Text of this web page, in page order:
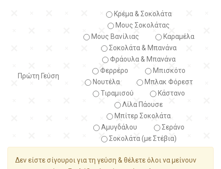
Πρώτη Γεύση
Κρέμα & Σοκολάτα
Μους Σοκολάτας
Μους Βανίλιας
Καραμέλα
Σοκολάτα & Μπανάνα
Φράουλα & Μπανάνα
Φερρέρο
Μπισκότο
Νουτέλα
Μπλακ Φόρεστ
Τιραμισού
Κάστανο
Λίλα Πάουσε
Μπίτερ Σοκολάτα
Αμυγδάλου
Σεράνο
Σοκολάτα (με Στέβια)
Δεν είστε σίγουροι για τη γεύση & θέλετε όλοι να μείνουν